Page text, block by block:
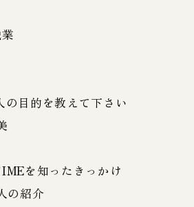
業
の目的を教えて下さい
を知ったきっかけ
の紹介